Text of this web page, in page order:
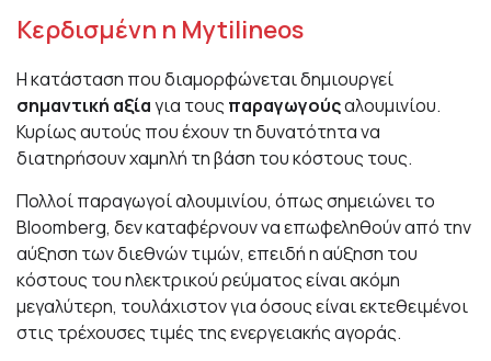
Κερδισμένη η Mytilineos
Η κατάσταση που διαμορφώνεται δημιουργεί
σημαντική αξίαγια τους παραγωγούςαλουμινίου.
Κυρίως αυτούς που έχουν τη δυνατότητα να
διατηρήσουν χαμηλή τη βάση του κόστους τους.
Πολλοί παραγωγοί αλουμινίου, όπως σημειώνει το
Bloomberg, δεν καταφέρνουν να επωφεληθούν από την
αύξηση των διεθνών τιμών, επειδή η αύξηση του
κόστους του ηλεκτρικού ρεύματος είναι ακόμη
μεγαλύτερη, τουλάχιστον για όσους είναι εκτεθειμένοι
στις τρέχουσες τιμές της ενεργειακής αγοράς.